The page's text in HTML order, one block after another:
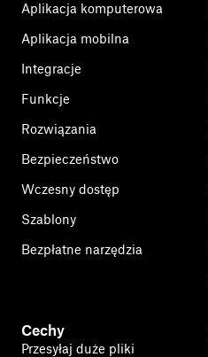
Aplikacja komputerowa
Aplikacja mobilna
Integracje
Funkcje
Rozwiązania
Bezpieczeństwo
Wczesny dostęp
Szablony
Bezpłatne narzędzia
Cechy
Przesyłaj duże pliki